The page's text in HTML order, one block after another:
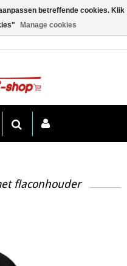
flaconhouder
betreffende cookies. Klik
Manage cookies